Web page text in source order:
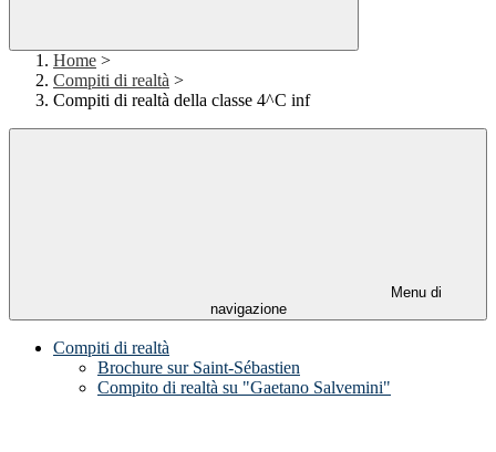
Home >
Compiti di realtà >
Compiti di realtà della classe 4^C inf
Menu di
navigazione
Compiti di realtà
Brochure sur Saint-Sébastien
Compito di realtà su "Gaetano Salvemini"